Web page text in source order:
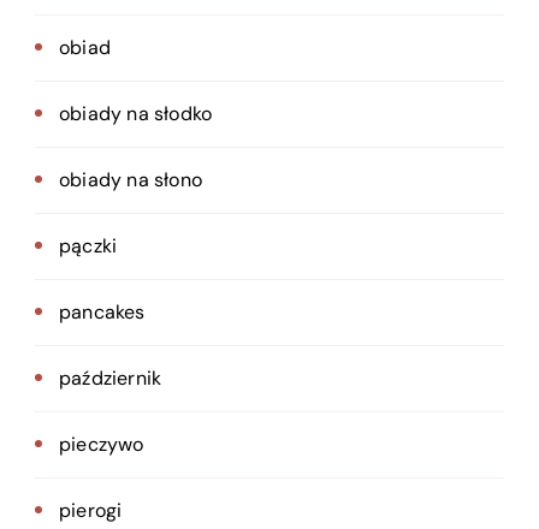
obiad
obiady na słodko
obiady na słono
pączki
pancakes
październik
pieczywo
pierogi